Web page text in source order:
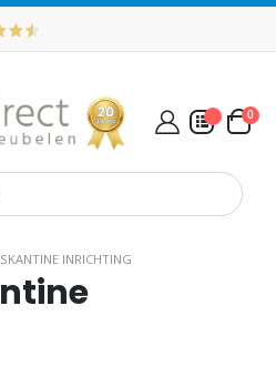
Cart
0
INRICHTING